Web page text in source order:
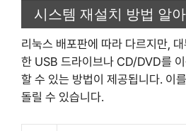
시스템 재설치 방법 알
리눅스 배포판에 따라 다르지만,
한 USB 드라이브나 CD/DVD를
할 수 있는 방법이 제공됩니다. 이
돌릴 수 있습니다.